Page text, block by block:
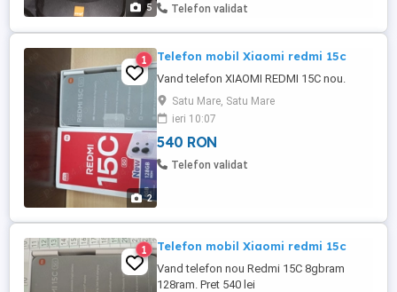
5 Telefon validat
2
1 Telefon mobil Xiaomi redmi 15c
Vand telefon XIAOMI REDMI 15C nou.
Satu Mare, Satu Mare
ieri 10:07
540 RON
Telefon validat
1 Telefon mobil Xiaomi redmi 15c
Vand telefon nou Redmi 15C 8gbram
128ram. Pret 540 lei